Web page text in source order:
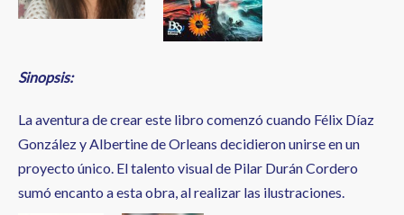
Sinopsis:
La aventura de crear este libro comenzó cuando Félix Díaz
González y Albertine de Orleans decidieron unirse en un
proyecto único. El talento visual de Pilar Durán Cordero
sumó encanto a esta obra, al realizar las ilustraciones.